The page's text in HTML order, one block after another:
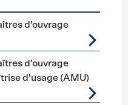
d’ouvrage
d’ouvrage
d'usage (AMU)